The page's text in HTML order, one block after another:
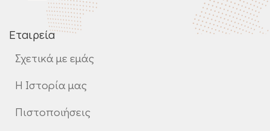
Εταιρεία
Σχετικά με εμάς
Η Ιστορία μας
Πιστοποιήσεις